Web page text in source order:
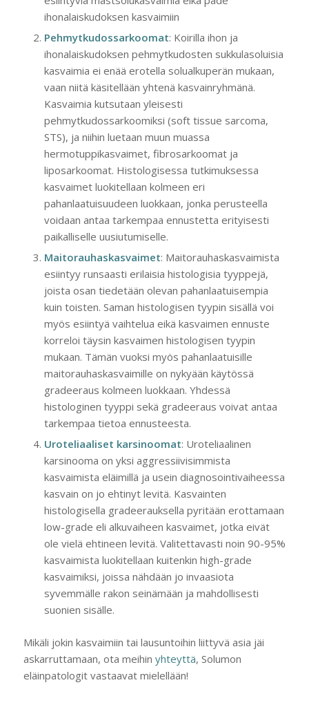
ihonalaiskudoksen kasvaimiin
Pehmytkudossarkoomat: Koirilla ihon ja
ihonalaiskudoksen pehmytkudosten sukkulasoluisia
kasvaimia ei enää erotella solualkuperän mukaan,
vaan niitä käsitellään yhtenä kasvainryhmänä.
Kasvaimia kutsutaan yleisesti
pehmytkudossarkoomiksi (soft tissue sarcoma,
STS), ja niihin luetaan muun muassa
hermotuppikasvaimet, fibrosarkoomat ja
liposarkoomat. Histologisessa tutkimuksessa
kasvaimet luokitellaan kolmeen eri
pahanlaatuisuudeen luokkaan, jonka perusteella
voidaan antaa tarkempaa ennustetta erityisesti
paikalliselle uusiutumiselle.
Maitorauhaskasvaimet: Maitorauhaskasvaimista
esiintyy runsaasti erilaisia histologisia tyyppejä,
joista osan tiedetään olevan pahanlaatuisempia
kuin toisten. Saman histologisen tyypin sisällä voi
myös esiintyä vaihtelua eikä kasvaimen ennuste
korreloi täysin kasvaimen histologisen tyypin
mukaan. Tämän vuoksi myös pahanlaatuisille
maitorauhaskasvaimille on nykyään käytössä
gradeeraus kolmeen luokkaan. Yhdessä
histologinen tyyppi sekä gradeeraus voivat antaa
tarkempaa tietoa ennusteesta.
Uroteliaaliset karsinoomat: Uroteliaalinen
karsinooma on yksi aggressiivisimmista
kasvaimista eläimillä ja usein diagnosointivaiheessa
kasvain on jo ehtinyt levitä. Kasvainten
histologisella gradeerauksella pyritään erottamaan
low-grade eli alkuvaiheen kasvaimet, jotka eivät
ole vielä ehtineen levitä. Valitettavasti noin 90-95%
kasvaimista luokitellaan kuitenkin high-grade
kasvaimiksi, joissa nähdään jo invaasiota
syvemmälle rakon seinämään ja mahdollisesti
suonien sisälle.
Mikäli jokin kasvaimiin tai lausuntoihin liittyvä asia jäi
askarruttamaan, ota meihin yhteyttä, Solumon
eläinpatologit vastaavat mielellään!